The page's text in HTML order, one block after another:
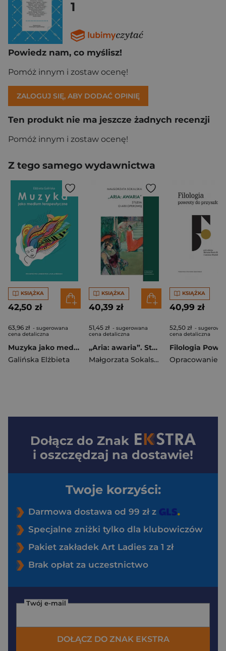
1
Powiedz nam, co myślisz!
Pomóż innym i zostaw ocenę!
ZALOGUJ SIĘ, ABY DODAĆ OPINIĘ
Ten produkt nie ma jeszcze żadnych recenzji
Pomóż innym i zostaw ocenę!
Z tego samego wydawnictwa
KSIĄŻKA
42,50 zł
63,96 zł - sugerowana
cena detaliczna
Muzyka jako medium terapeutyczne. Muzyka metaforą człowieka, jego życia i choroby (perspektywa własnych doświadczeń klinicznych)
Galińska Elżbieta
KSIĄŻKA
40,39 zł
51,45 zł - sugerowana
cena detaliczna
„Aria: awaria”. Studia o arii operowej. Studia Komparatystyczne
Małgorzata Sokalska
KSIĄŻKA
40,99 zł
52,50 zł -
cena detaliczna
Dołącz do Znak
i oszczędzaj na dostawie!
Twoje korzyści:
Darmowa dostawa od 99 zł z
Specjalne zniżki tylko dla klubowiczów
Pakiet zakładek Art Ladies za 1 zł
Brak opłat za uczestnictwo
Twój e-mail
DOŁĄCZ DO ZNAK EKSTRA